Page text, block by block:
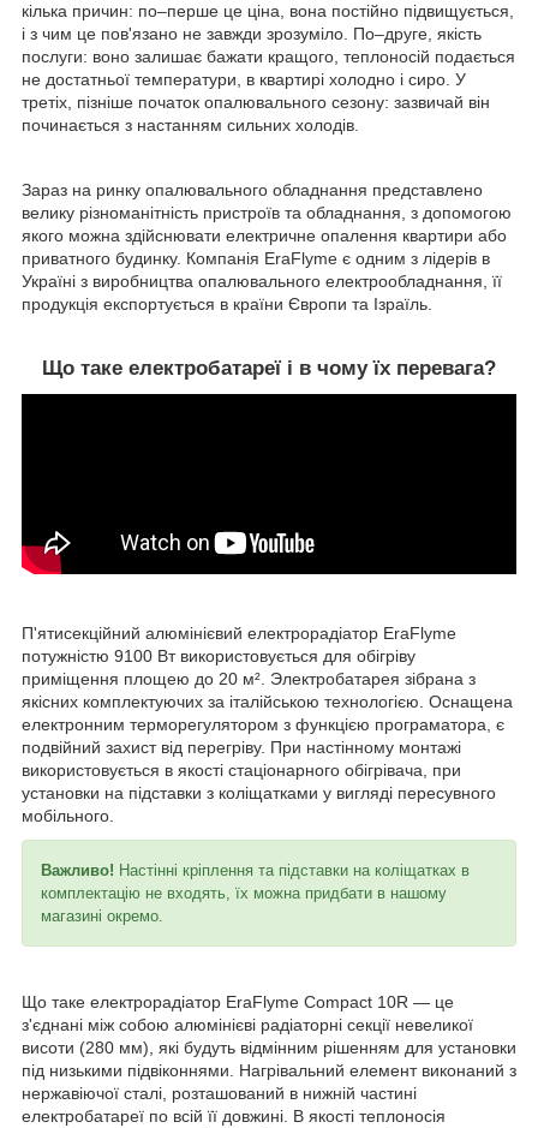
кілька причин: по–перше це ціна, вона постійно підвищується,
і з чим це пов'язано не завжди зрозуміло. По–друге, якість
послуги: воно залишає бажати кращого, теплоносій подається
не достатньої температури, в квартирі холодно і сиро. У
третіх, пізніше початок опалювального сезону: зазвичай він
починається з настанням сильних холодів.
Зараз на ринку опалювального обладнання представлено
велику різноманітність пристроїв та обладнання, з допомогою
якого можна здійснювати електричне опалення квартири або
приватного будинку. Компанія EraFlyme є одним з лідерів в
Україні з виробництва опалювального електрообладнання, її
продукція експортується в країни Європи та Ізраїль.
Що таке електробатареї і в чому їх перевага?
П'ятисекційний алюмінієвий електрорадіатор EraFlyme
потужністю 9100 Вт використовується для обігріву
приміщення площею до 20 м². Электробатарея зібрана з
якісних комплектуючих за італійською технологією. Оснащена
електронним терморегулятором з функцією програматора, є
подвійний захист від перегріву. При настінному монтажі
використовується в якості стаціонарного обігрівача, при
установки на підставки з коліщатками у вигляді пересувного
мобільного.
Важливо! Настінні кріплення та підставки на коліщатках в
комплектацію не входять, їх можна придбати в нашому
магазині окремо.
Що таке електрорадіатор EraFlyme Compact 10R — це
з'єднані між собою алюмінієві радіаторні секції невеликої
висоти (280 мм), які будуть відмінним рішенням для установки
під низькими підвіконнями. Нагрівальний елемент виконаний з
нержавіючої сталі, розташований в нижній частині
електробатареї по всій її довжині. В якості теплоносія